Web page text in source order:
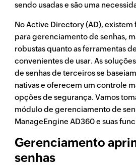
sendo usadas e são uma
No Active Directory (AD), existem
para gerenciamento de senhas,
robustas quanto as ferramentas
convenientes de usar. As
de senhas de terceiros se
nativas e oferecem um controle
opções de segurança. Vamos
módulo de gerenciamento de
ManageEngine AD360 e suas
Gerenciamento
senhas